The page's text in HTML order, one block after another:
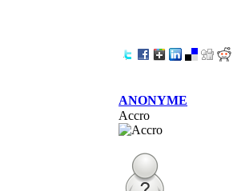
ANONYME
Accro